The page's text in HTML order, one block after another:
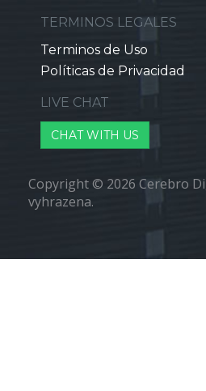
TERMINOS LEGALES
Terminos de Uso
Políticas de Privacidad
LIVE CHAT
CHAT WITH US
Copyright © 2026 Cerebro
vyhrazena.